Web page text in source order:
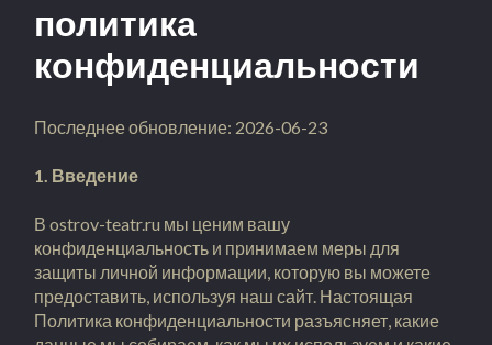
политика
конфиденциальности
Последнее обновление: 2026-06-23
1. Введение
В ostrov-teatr.ru мы ценим вашу
конфиденциальность и принимаем меры для
защиты личной информации, которую вы можете
предоставить, используя наш сайт. Настоящая
Политика конфиденциальности разъясняет, какие